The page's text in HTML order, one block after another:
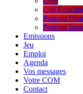
Cité
Podcast
Podcast
Emissions
Jeu
Emploi
Agenda
Vos messages
Votre COM
Contact